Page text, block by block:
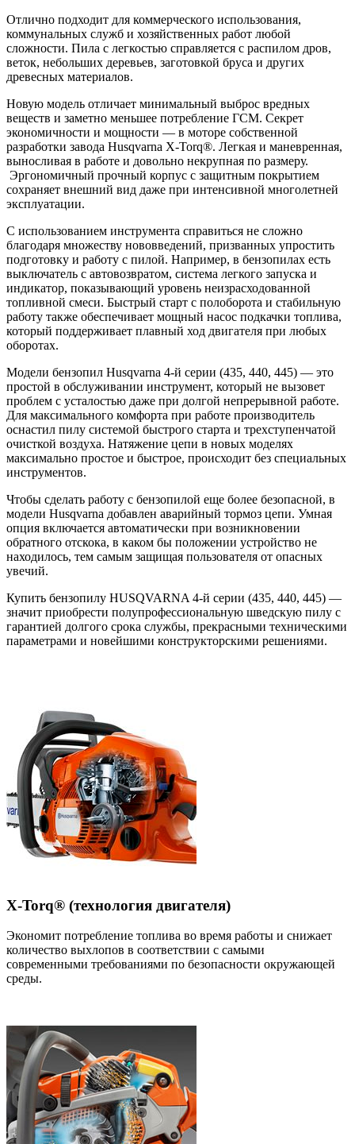
Отлично подходит для коммерческого использования,
коммунальных служб и хозяйственных работ любой
сложности. Пила с легкостью справляется с распилом дров,
веток, небольших деревьев, заготовкой бруса и других
древесных материалов.
Новую модель отличает минимальный выброс вредных
веществ и заметно меньшее потребление ГСМ. Секрет
экономичности и мощности — в моторе собственной
разработки завода Husqvarna X-Torq®. Легкая и маневренная,
выносливая в работе и довольно некрупная по размеру.
Эргономичный прочный корпус с защитным покрытием
сохраняет внешний вид даже при интенсивной многолетней
эксплуатации.
С использованием инструмента справиться не сложно
благодаря множеству нововведений, призванных упростить
подготовку и работу с пилой. Например, в бензопилах есть
выключатель с автовозвратом, система легкого запуска и
индикатор, показывающий уровень неизрасходованной
топливной смеси. Быстрый старт с полоборота и стабильную
работу также обеспечивает мощный насос подкачки топлива,
который поддерживает плавный ход двигателя при любых
оборотах.
Модели бензопил Husqvarna 4-й серии (435, 440, 445) — это
простой в обслуживании инструмент, который не вызовет
проблем с усталостью даже при долгой непрерывной работе.
Для максимального комфорта при работе производитель
оснастил пилу системой быстрого старта и трехступенчатой
очисткой воздуха. Натяжение цепи в новых моделях
максимально простое и быстрое, происходит без специальных
инструментов.
Чтобы сделать работу с бензопилой еще более безопасной, в
модели Husqvarna добавлен аварийный тормоз цепи. Умная
опция включается автоматически при возникновении
обратного отскока, в каком бы положении устройство не
находилось, тем самым защищая пользователя от опасных
увечий.
Купить бензопилу HUSQVARNA 4-й серии (435, 440, 445) —
значит приобрести полупрофессиональную шведскую пилу с
гарантией долгого срока службы, прекрасными техническими
параметрами и новейшими конструкторскими решениями.
X-Torq® (технология двигателя)
Экономит потребление топлива во время работы и снижает
количество выхлопов в соответствии с самыми
современными требованиями по безопасности окружающей
среды.